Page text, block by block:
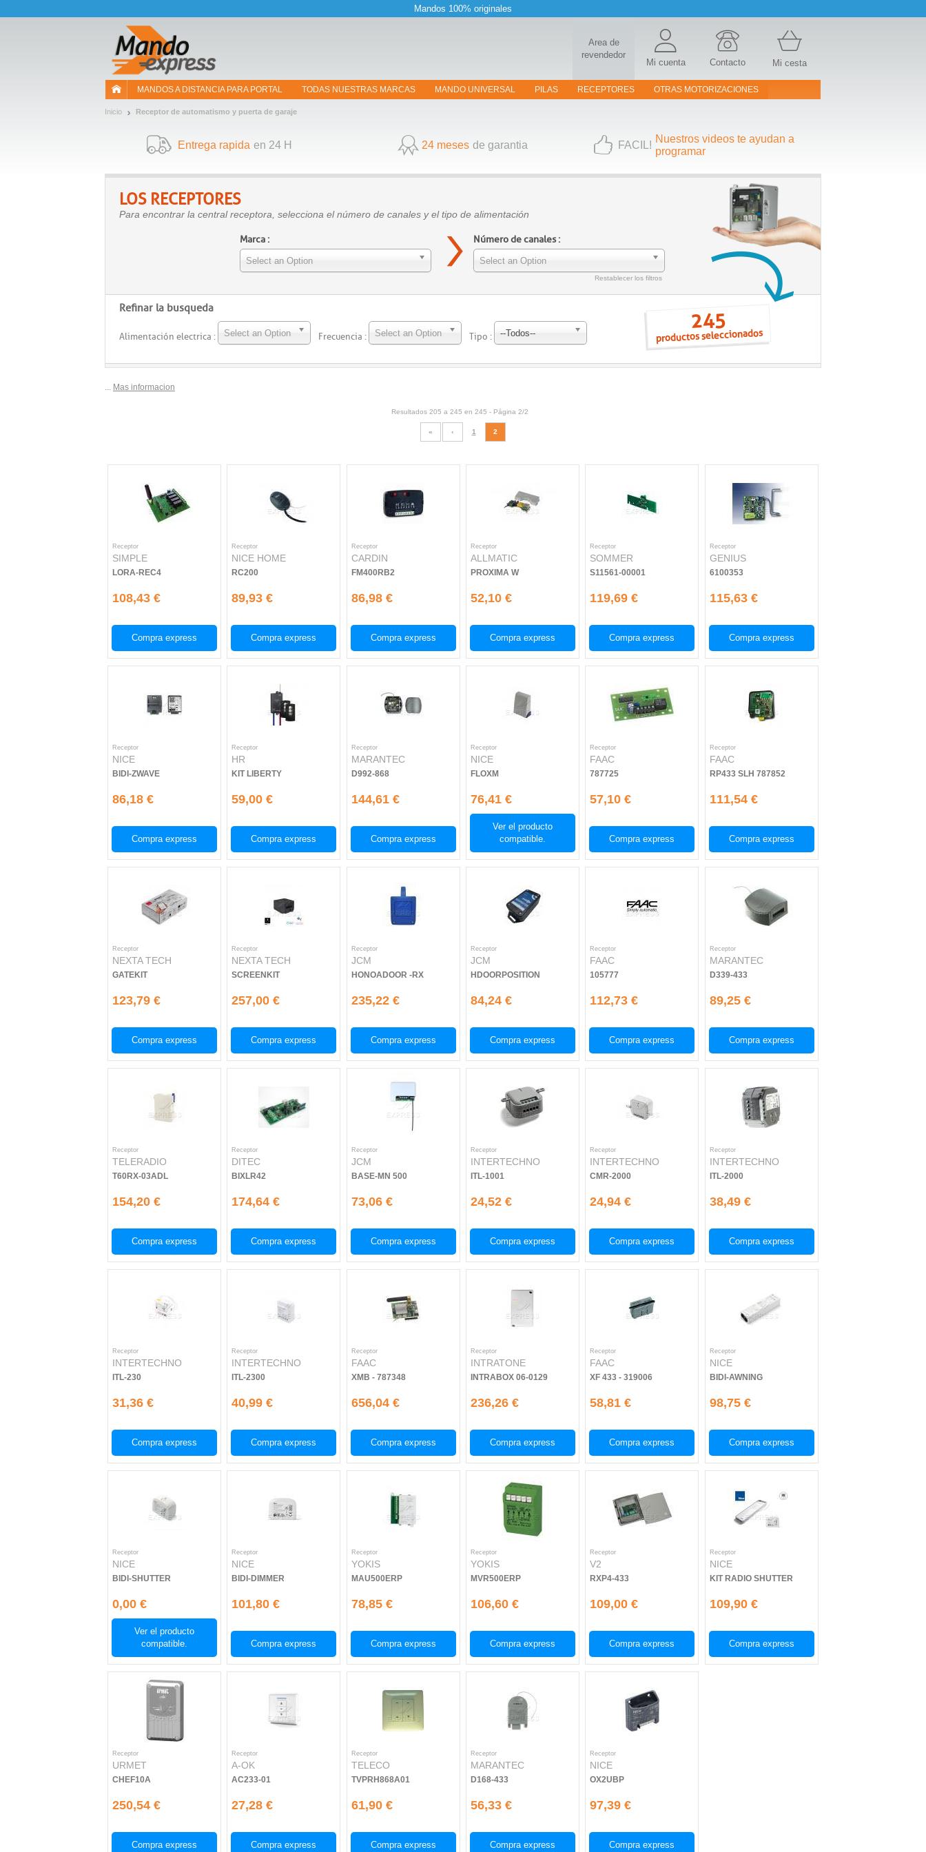
Mandos 100% originales
Area de
revendedor
Mi cuenta Contacto Mi cesta
MANDOS A DISTANCIA PARA PORTAL TODAS NUESTRAS MARCAS MANDO UNIVERSAL PILAS RECEPTORES OTRAS MOTORIZACIONES
Inicio Receptor de automatismo y puerta de garaje
Entrega rapida en 24 H 24 meses de garantia FACIL!
Nuestros videos te ayudan a
programar
LOS RECEPTORES
Para encontrar la central receptora, selecciona el número de canales y el tipo de alimentación
Marca :
Select an Option
Número de canales :
Select an Option
Restablecer los filtros
Refinar la busqueda
Alimentación electrica : Select an Option Frecuencia : Select an Option Tipo : --Todos-- 245
productos seleccionados
... Mas informacion
Resultados 205 a 245 en 245 - Página 2/2
« ‹ 1 2
Receptor
SIMPLE
LORA-REC4
108,43 €
Compra express
Receptor
NICE HOME
RC200
89,93 €
Compra express
Receptor
CARDIN
FM400RB2
86,98 €
Compra express
Receptor
ALLMATIC
PROXIMA W
52,10 €
Compra express
Receptor
SOMMER
S11561-00001
119,69 €
Compra express
Receptor
GENIUS
6100353
115,63 €
Compra express
Receptor
NICE
BIDI-ZWAVE
86,18 €
Compra express
Receptor
HR
KIT LIBERTY
59,00 €
Compra express
Receptor
MARANTEC
D992-868
144,61 €
Compra express
Receptor
NICE
FLOXM
76,41 €
Ver el producto
compatible.
Receptor
FAAC
787725
57,10 €
Compra express
Receptor
FAAC
RP433 SLH 787852
111,54 €
Compra express
Receptor
NEXTA TECH
GATEKIT
123,79 €
Compra express
Receptor
NEXTA TECH
SCREENKIT
257,00 €
Compra express
Receptor
JCM
HONOADOOR -RX
235,22 €
Compra express
Receptor
JCM
HDOORPOSITION
84,24 €
Compra express
Receptor
FAAC
105777
112,73 €
Compra express
Receptor
MARANTEC
D339-433
89,25 €
Compra express
Receptor
TELERADIO
T60RX-03ADL
154,20 €
Compra express
Receptor
DITEC
BIXLR42
174,64 €
Compra express
Receptor
JCM
BASE-MN 500
73,06 €
Compra express
Receptor
INTERTECHNO
ITL-1001
24,52 €
Compra express
Receptor
INTERTECHNO
CMR-2000
24,94 €
Compra express
Receptor
INTERTECHNO
ITL-2000
38,49 €
Compra express
Receptor
INTERTECHNO
ITL-230
31,36 €
Compra express
Receptor
INTERTECHNO
ITL-2300
40,99 €
Compra express
Receptor
FAAC
XMB - 787348
656,04 €
Compra express
Receptor
INTRATONE
INTRABOX 06-0129
236,26 €
Compra express
Receptor
FAAC
XF 433 - 319006
58,81 €
Compra express
Receptor
NICE
BIDI-AWNING
98,75 €
Compra express
Receptor
NICE
BIDI-SHUTTER
0,00 €
Ver el producto
compatible.
Receptor
NICE
BIDI-DIMMER
101,80 €
Compra express
Receptor
YOKIS
MAU500ERP
78,85 €
Compra express
Receptor
YOKIS
MVR500ERP
106,60 €
Compra express
Receptor
V2
RXP4-433
109,00 €
Compra express
Receptor
NICE
KIT RADIO SHUTTER
109,90 €
Compra express
Receptor
URMET
CHEF10A
250,54 €
Compra express
Receptor
A-OK
AC233-01
27,28 €
Compra express
Receptor
TELECO
TVPRH868A01
61,90 €
Compra express
Receptor
MARANTEC
D168-433
56,33 €
Compra express
Receptor
NICE
OX2UBP
97,39 €
Compra express